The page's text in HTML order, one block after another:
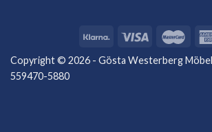
Copyright © 2026 - Gösta Westerberg
559470-5880